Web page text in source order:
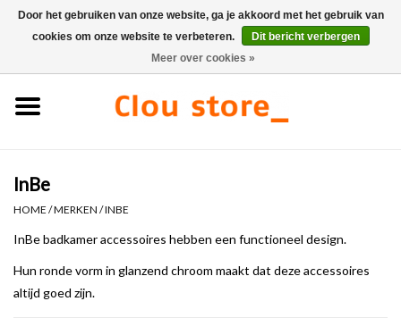
0 Artikelen - €0,00
Fonteinsets
Fonteinen
Toiletten
InBe
HOME /MERKEN /INBE
InBe badkamer accessoires hebben een functioneel design.
Hun ronde vorm in glanzend chroom maakt dat deze accessoires
altijd goed zijn.
Door het gebruiken van onze website, ga je akkoord met het gebruik van
cookies om onze website te verbeteren.
Dit bericht verbergen
Meer over cookies »